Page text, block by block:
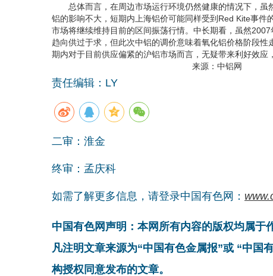
总体而言，在周边市场运行环境仍然健康的情况下，虽
铝的影响不大，短期内上海铝价可能同样受到Red Kite事
市场将继续维持目前的区间振荡行情。中长期看，虽然
趋向供过于求，但此次中铝的调价意味着氧化铝价格阶段
期内对于目前供应偏紧的沪铝市场而言，无疑带来利好效应
来源：中铝网
责任编辑：LY
二审：淮金
终审：孟庆科
如需了解更多信息，请登录中国有色网：
中国有色网声明：本网所有内容的版权均属于
凡注明文章来源为“中国有色金属报”或 “中国
构授权同意发布的文章。